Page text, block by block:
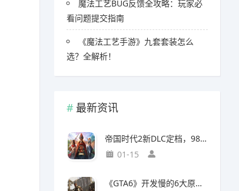
魔法工艺BUG反馈全攻略：玩家必
看问题提交指南
《魔法工艺手游》九套套装怎么
选？全解析！
最新资讯
帝国时代2新DLC定档，98元预购竟藏三大美洲文明秘密
01-15
《GTA6》开发慢的6大原因，竟与编剧离职和内部矛盾有关